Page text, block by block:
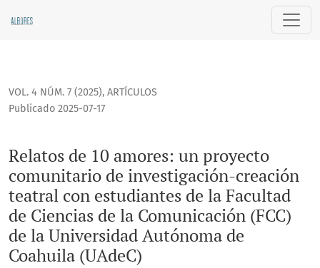
Relatos de 10 amores: un proyecto comunitario de
VOL. 4 NÚM. 7 (2025), ARTÍCULOS
Relatos de 10 amores: un proyecto
comunitario de investigación-creación
teatral con estudiantes de la Facultad
de Ciencias de la Comunicación (FCC)
de la Universidad Autónoma de
Coahuila (UAdeC)
Publicado 2025-07-17